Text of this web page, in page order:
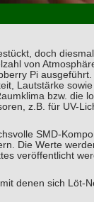
doch
von
Pi
Lautstärke
bzw. die
z.B. für UV-
SMD-
Die Werte
veröffentlicht
denen sich Löt-